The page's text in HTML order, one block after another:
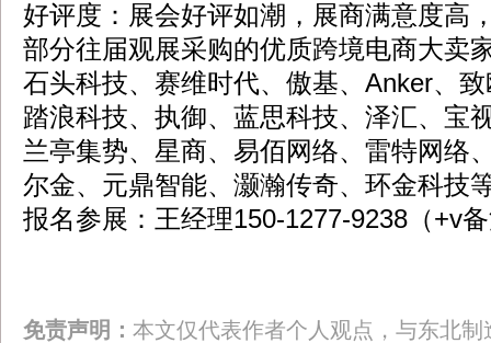
好评度：展会好评如潮，展商满意度高
部分往届观展采购的优质跨境电商大卖
石头科技、赛维时代、傲基、Anker、
踏浪科技、执御、蓝思科技、泽汇、宝
兰亭集势、星商、易佰网络、雷特网络
尔金、元鼎智能、灏瀚传奇、环金科技
报名参展：王经理150-1277-9238（+v
免责声明： 本文仅代表作者个人观点，与东北